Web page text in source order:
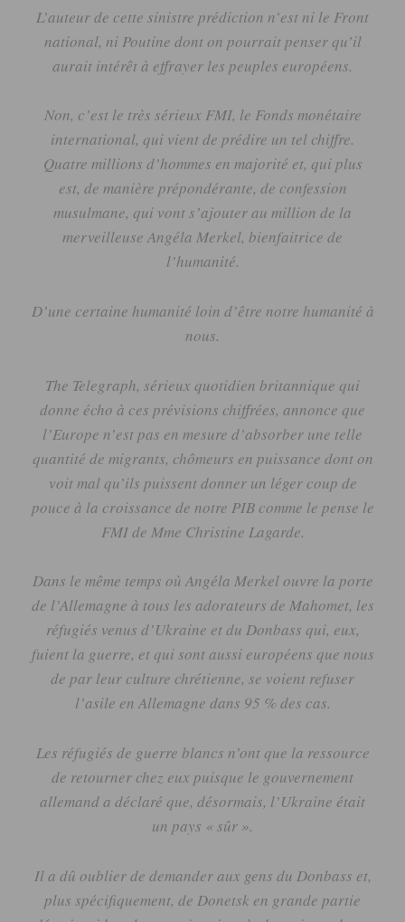
L’auteur de cette sinistre prédiction n’est ni le Front
national, ni Poutine dont on pourrait penser qu’il
aurait intérêt à effrayer les peuples européens.
Non, c’est le très sérieux FMI, le Fonds monétaire
international, qui vient de prédire un tel chiffre.
Quatre millions d’hommes en majorité et, qui plus
est, de manière prépondérante, de confession
musulmane, qui vont s’ajouter au million de la
merveilleuse Angéla Merkel, bienfaitrice de
l’humanité.
D’une certaine humanité loin d’être notre humanité à
nous.
The Telegraph, sérieux quotidien britannique qui
donne écho à ces prévisions chiffrées, annonce que
l’Europe n’est pas en mesure d’absorber une telle
quantité de migrants, chômeurs en puissance dont on
voit mal qu’ils puissent donner un léger coup de
pouce à la croissance de notre PIB comme le pense le
FMI de Mme Christine Lagarde.
Dans le même temps où Angéla Merkelouvre la porte
de l’Allemagne à tous les adorateurs de Mahomet, les
réfugiés venus d’Ukraine et du Donbass qui, eux,
fuient la guerre, et qui sont aussi européens que nous
de par leur culture chrétienne, se voient refuser
l’asile en Allemagne dans 95 % des cas.
Les réfugiés de guerre blancs n’ont que la ressource
de retourner chez eux puisque le gouvernement
allemand a déclaré que, désormais, l’Ukraine était
un pays « sûr ».
Il a dû oublier de demander aux gens du Donbass et,
plus spécifiquement, de Donetsk en grande partie